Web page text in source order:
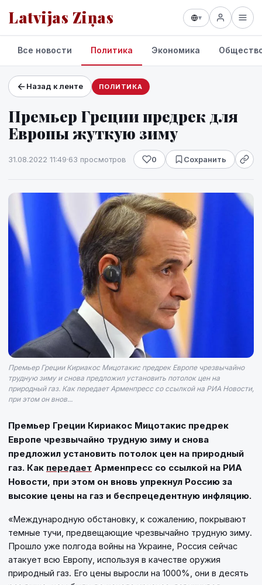
Latvijas Ziņas ▾
Проекты и сервисы
Прогноз погоды
Все новости Политика Экономика
Назад к ленте ПОЛИТИКА
Премьер Греции предрек для
Европы жуткую зиму
31.08.2022 11:49·63 просмотров 0 Сохранить
Премьер Греции Кириакос Мицотакис предрек Европе чрезвычайно
трудную зиму и снова предложил установить потолок цен на
природный газ. Как передает Арменпресс со ссылкой на РИА Новости,
при этом он внов...
Премьер Греции Кириакос Мицотакис предрек
Европе чрезвычайно трудную зиму и снова
предложил установить потолок цен на природный
газ. Как передает Арменпресс со ссылкой на РИА
Новости, при этом он вновь упрекнул Россию за
высокие цены на газ и беспрецедентную инфляцию.
«Международную обстановку, к сожалению, покрывают
темные тучи, предвещающие чрезвычайно трудную зиму.
Прошло уже полгода войны на Украине, Россия сейчас
атакует всю Европу, используя в качестве оружия
природный газ. Его цены выросли на 1000%, они в десять